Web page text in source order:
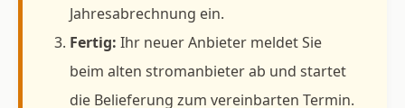
Jahresabrechnung ein.
Fertig: Ihr neuer Anbieter meldet Sie
beim alten stromanbieter ab und startet
die Belieferung zum vereinbarten Termin.